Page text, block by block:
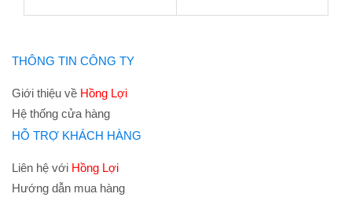
THÔNG TIN CÔNG TY
Giới thiệu về Hồng Lợi
Hệ thống cửa hàng
HỖ TRỢ KHÁCH HÀNG
Liên hệ với Hồng Lợi
Hướng dẫn mua hàng